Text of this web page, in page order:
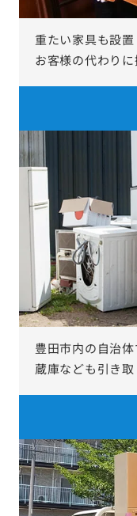
重たい家具も設
お客様の代わりに
豊田市内の自治
蔵庫なども引き取